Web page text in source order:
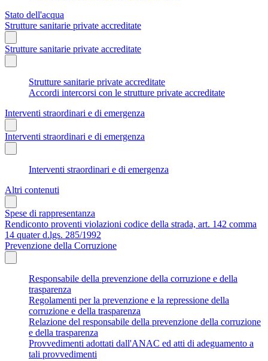
Stato dell'acqua
Strutture sanitarie private accreditate
Strutture sanitarie private accreditate
Strutture sanitarie private accreditate
Accordi intercorsi con le strutture private accreditate
Interventi straordinari e di emergenza
Interventi straordinari e di emergenza
Interventi straordinari e di emergenza
Altri contenuti
Spese di rappresentanza
Rendiconto proventi violazioni codice della strada, art. 142 comma
14 quater d.lgs. 285/1992
Prevenzione della Corruzione
Responsabile della prevenzione della corruzione e della
trasparenza
Regolamenti per la prevenzione e la repressione della
corruzione e della trasparenza
Relazione del responsabile della prevenzione della corruzione
e della trasparenza
Provvedimenti adottati dall'ANAC ed atti di adeguamento a
tali provvedimenti